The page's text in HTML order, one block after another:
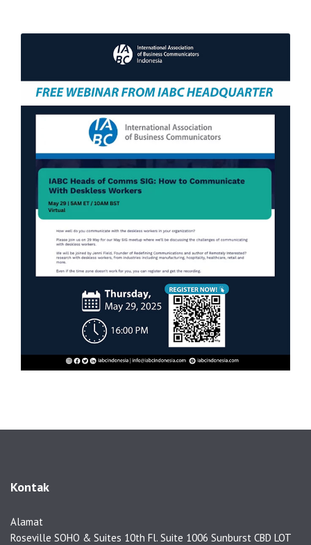
Kontak
Alamat
Roseville SOHO & Suites 10th Fl. Suite 1006 Sunburst CBD LOT